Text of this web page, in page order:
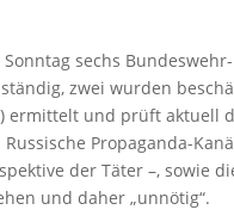
sechs
zwei wurden
ermittelt und prüft aktuell
Propaganda-
der Täter –, sowie
und daher „unnötig“.